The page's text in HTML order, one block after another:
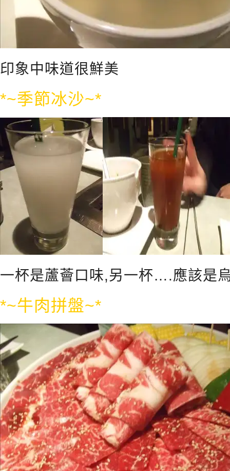
印象中味道很鮮美
*~季節冰沙~*
一杯是蘆薈口味,另一杯….應該是
*~牛肉拼盤~*